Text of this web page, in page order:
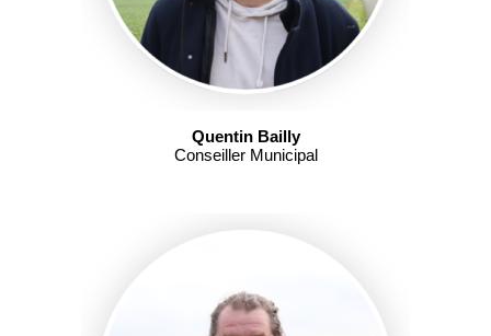
Quentin Bailly
Conseiller Municipal